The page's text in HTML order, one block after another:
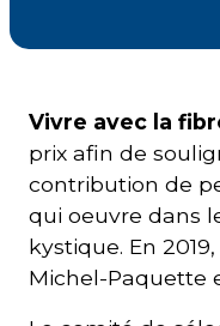
Vivre avec la
prix afin de
contribution de
qui oeuvre dans
kystique. En
Michel-Paquette
*
Lien
la
*